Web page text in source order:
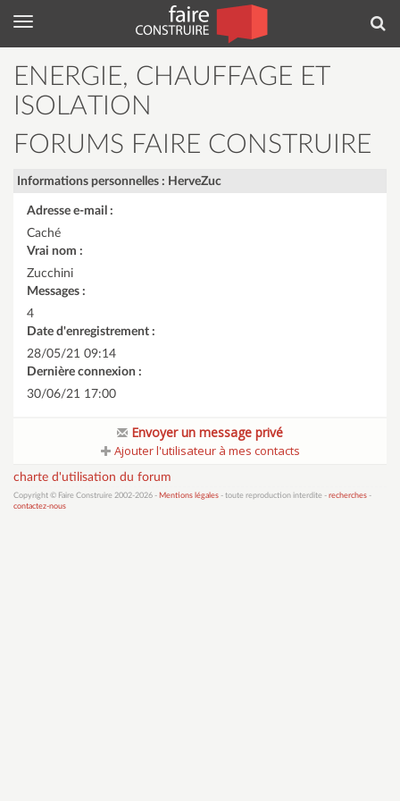
Menu
ENERGIE, CHAUFFAGE ET
ISOLATION
FORUMS FAIRE CONSTRUIRE
Informations personnelles : HerveZuc
Adresse e-mail :
Caché
Vrai nom :
Zucchini
Messages :
4
Date d'enregistrement :
28/05/21 09:14
Dernière connexion :
30/06/21 17:00
Envoyer un message privé
Ajouter l'utilisateur à mes contacts
charte d'utilisation du forum
Copyright © Faire Construire 2002-2026 - Mentions légales - toute reproduction interdite - recherches -
contactez-nous